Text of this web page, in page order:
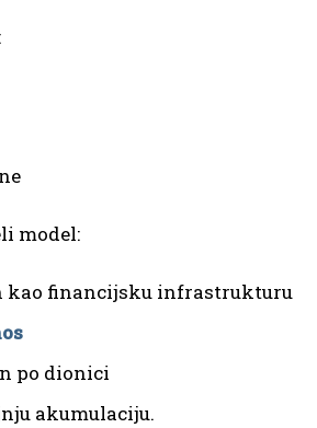
model:
kao financijsku infrastrukturu
po dionici
akumulaciju.